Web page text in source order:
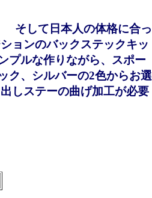
そして日本人の体格に合っ
ョンのバックステックキッ
プルな作りながら、スポー
ク、シルバーの2色からお選
しステーの曲げ加工が必要